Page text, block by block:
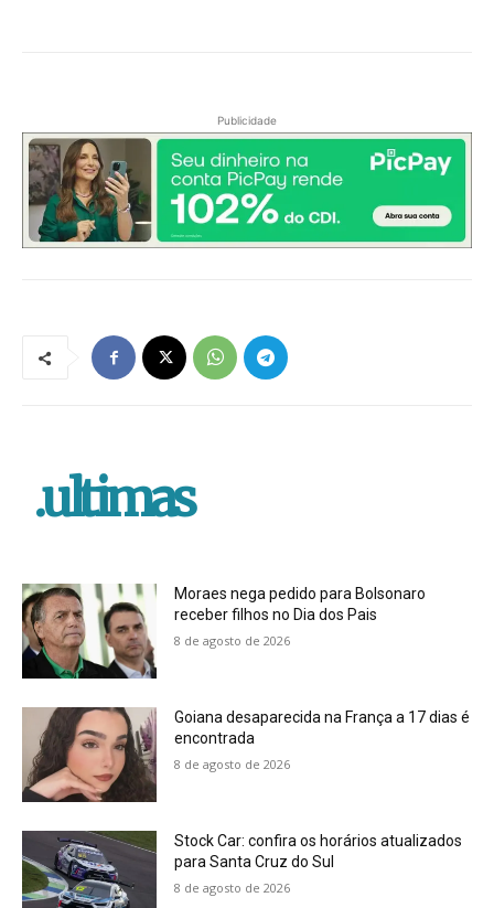
Publicidade
.ultimas
Moraes nega pedido para Bolsonaro
receber filhos no Dia dos Pais
8 de agosto de 2026
Goiana desaparecida na França a 17 dias é
encontrada
8 de agosto de 2026
Stock Car: confira os horários atualizados
para Santa Cruz do Sul
8 de agosto de 2026